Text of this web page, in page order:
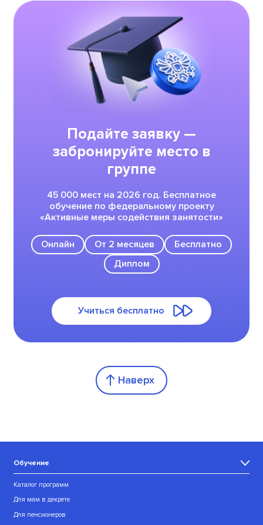
Подайте заявку —
забронируйте место в
группе
45 000 мест на 2026 год. Бесплатное
обучение по федеральному проекту
«Активные меры содействия занятости»
Онлайн От 2 месяцев
Бесплатно
Диплом
Учиться бесплатно
Наверх
Обучение
Каталог программ
Для мам в декрете
Для пенсионеров